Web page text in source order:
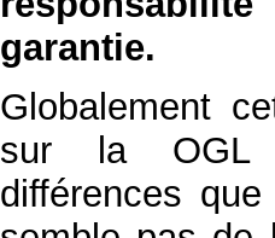
garantie.
Globalement
sur la OGL
différences